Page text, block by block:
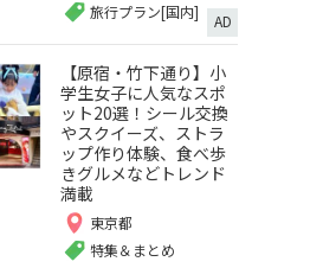
旅行プラン[国内]
AD
【原宿・竹下通り】小
学生女子に人気なスポ
ット20選！シール交換
やスクイーズ、ストラ
ップ作り体験、食べ歩
きグルメなどトレンド
満載
東京都
特集＆まとめ